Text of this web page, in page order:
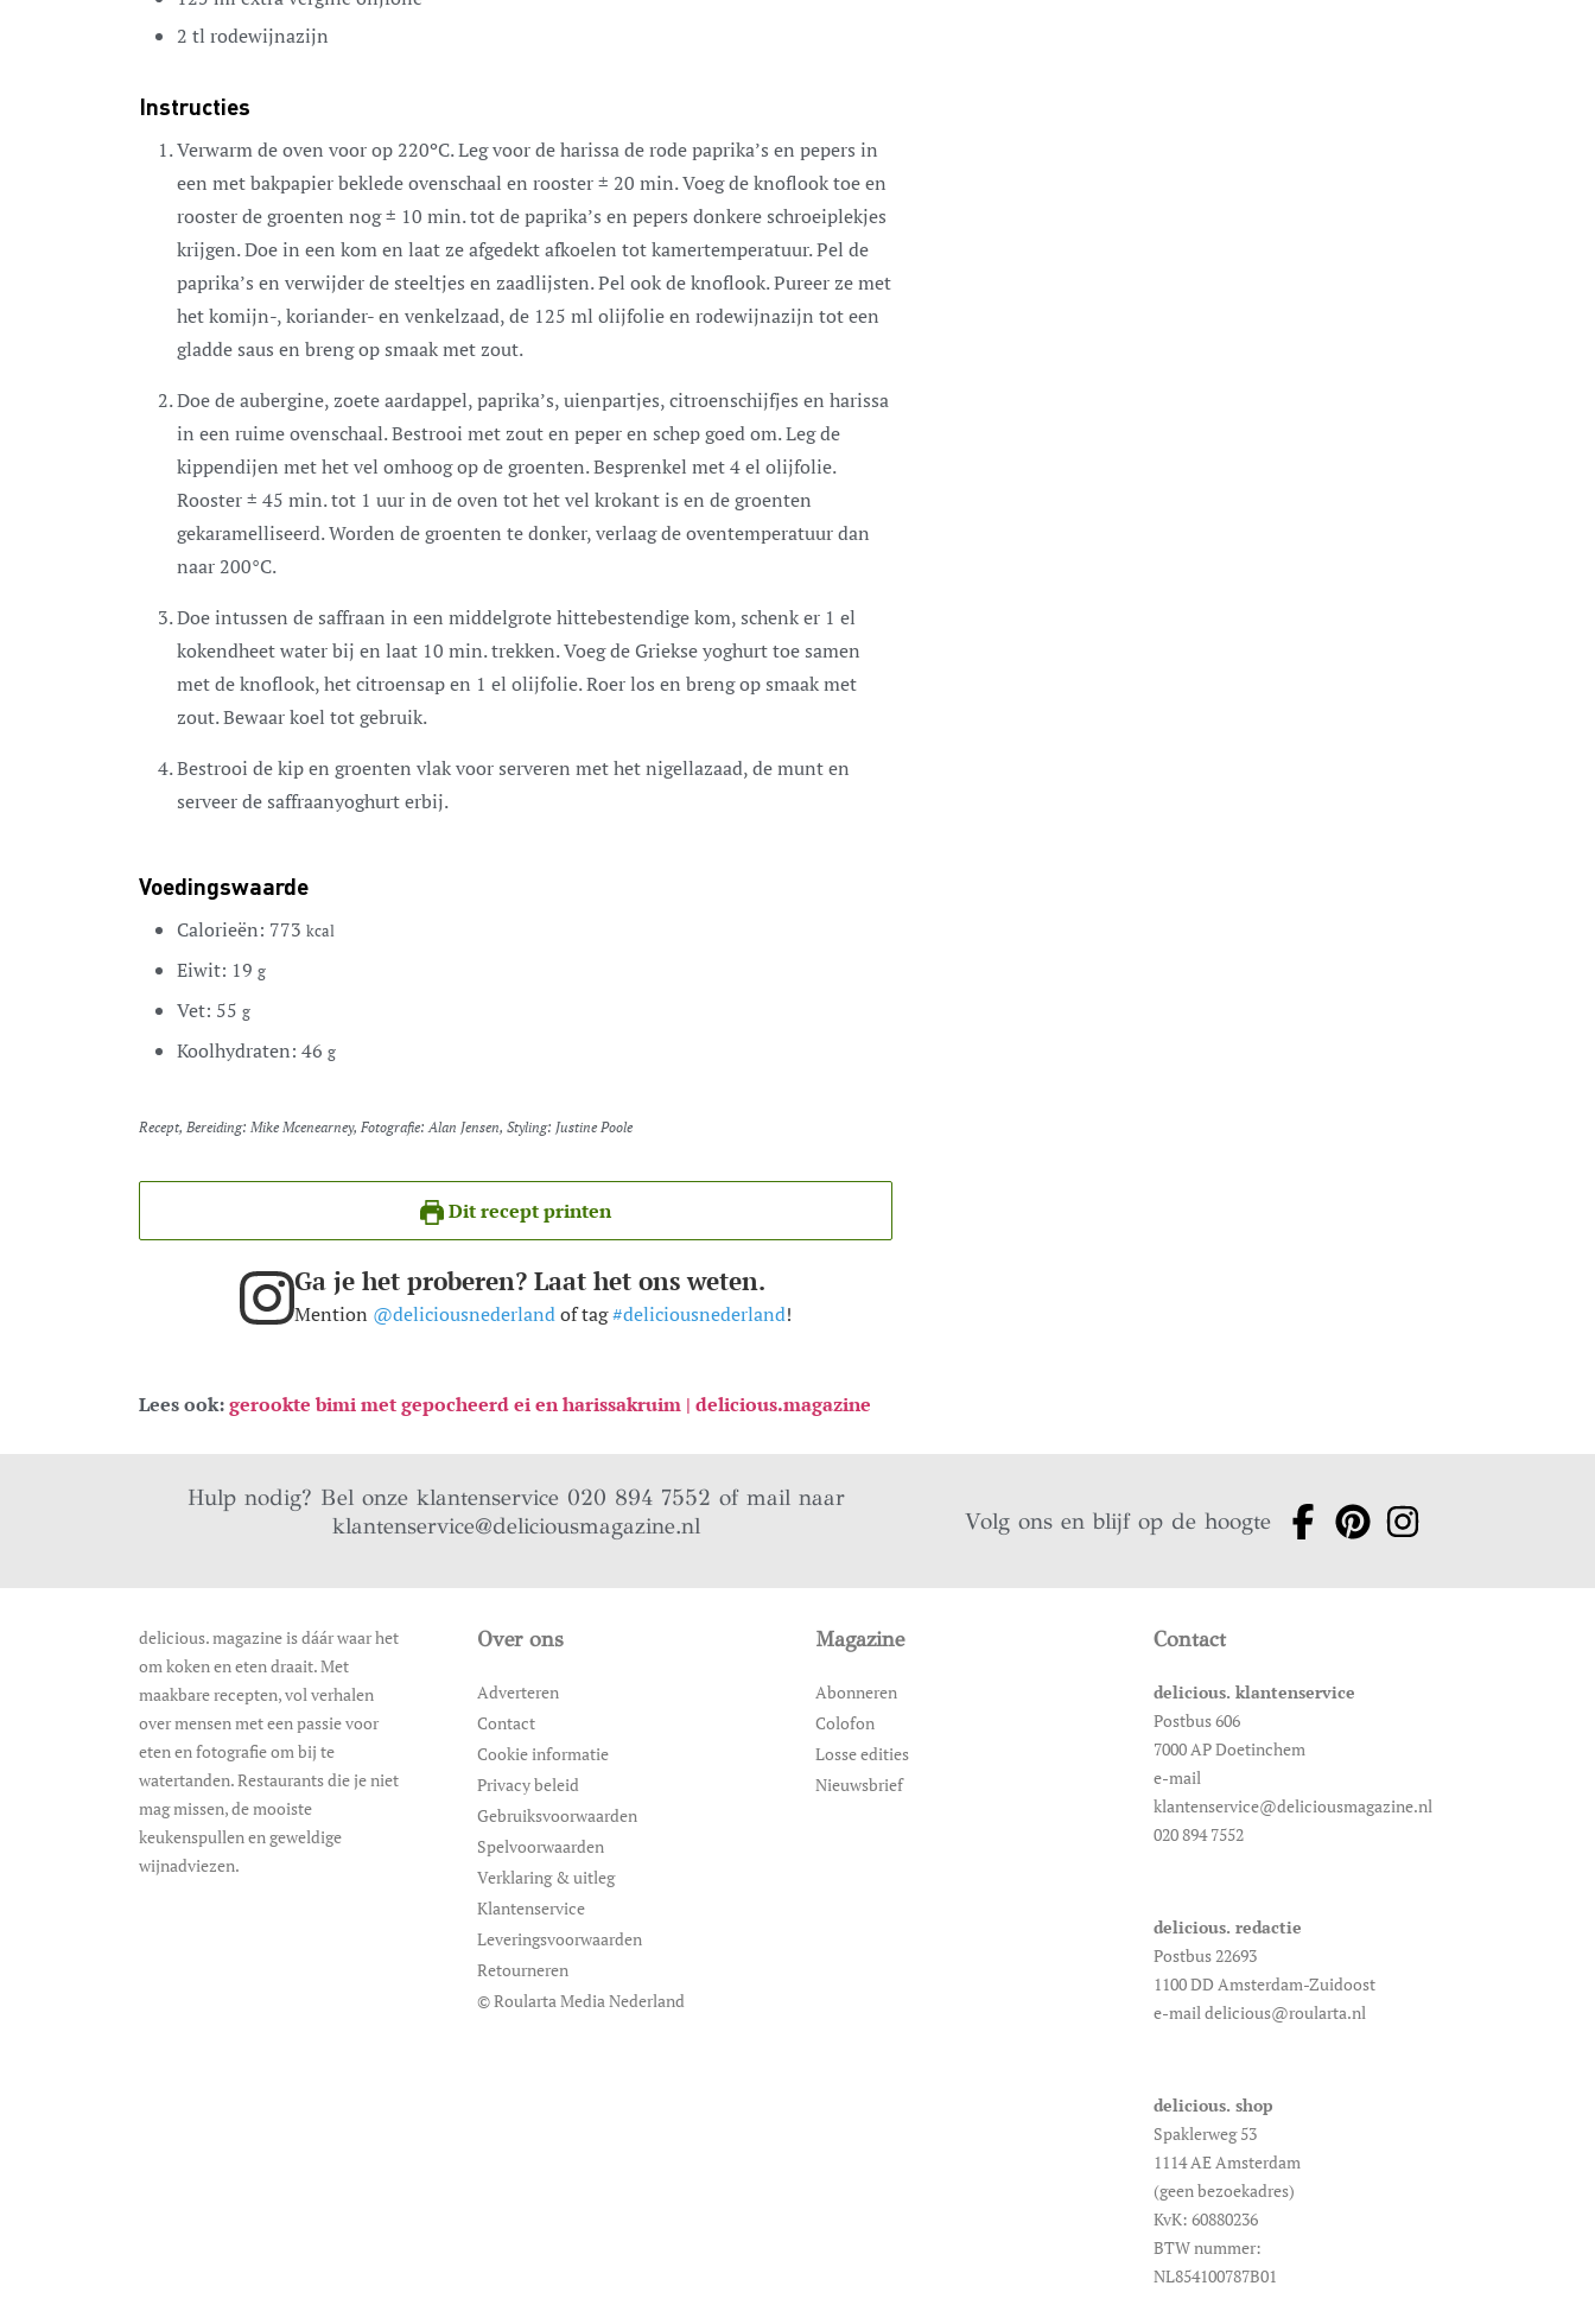
2 tl rodewijnazijn
Instructies
Verwarm de oven voor op 220ºC. Leg voor de harissa de rode paprika’s en pepers in
een met bakpapier beklede ovenschaal en rooster ± 20 min. Voeg de knoflook toe en
rooster de groenten nog ± 10 min. tot de paprika’s en pepers donkere schroeiplekjes
krijgen. Doe in een kom en laat ze afgedekt afkoelen tot kamertemperatuur. Pel de
paprika’s en verwijder de steeltjes en zaadlijsten. Pel ook de knoflook. Pureer ze met
het komijn-, koriander- en venkelzaad, de 125 ml olijfolie en rodewijnazijn tot een
gladde saus en breng op smaak met zout.
Doe de aubergine, zoete aardappel, paprika’s, uienpartjes, citroenschijfjes en harissa
in een ruime ovenschaal. Bestrooi met zout en peper en schep goed om. Leg de
kippendijen met het vel omhoog op de groenten. Besprenkel met 4 el olijfolie.
Rooster ± 45 min. tot 1 uur in de oven tot het vel krokant is en de groenten
gekaramelliseerd. Worden de groenten te donker, verlaag de oventemperatuur dan
naar 200°C.
Doe intussen de saffraan in een middelgrote hittebestendige kom, schenk er 1 el
kokendheet water bij en laat 10 min. trekken. Voeg de Griekse yoghurt toe samen
met de knoflook, het citroensap en 1 el olijfolie. Roer los en breng op smaak met
zout. Bewaar koel tot gebruik.
Bestrooi de kip en groenten vlak voor serveren met het nigellazaad, de munt en
serveer de saffraanyoghurt erbij.
Voedingswaarde
Calorieën: 773 kcal
Eiwit: 19 g
Vet: 55 g
Koolhydraten: 46 g
Recept, Bereiding: Mike Mcenearney, Fotografie: Alan Jensen, Styling: Justine Poole
Dit recept printen
Ga je het proberen? Laat het ons weten.
Mention @deliciousnederlandof tag#deliciousnederland!
Lees ook:gerookte bimi met gepocheerd ei en harissakruim | delicious.magazine
Hulp nodig? Bel onze klantenservice 020 894 7552 of mail naar
klantenservice@deliciousmagazine.nl
Volg ons en blijf op de hoogte
delicious. magazine is dáár waar het
om koken en eten draait. Met
maakbare recepten, vol verhalen
over mensen met een passie voor
eten en fotografie om bij te
watertanden. Restaurants die je niet
mag missen, de mooiste
keukenspullen en geweldige
wijnadviezen.
Over ons
Adverteren
Contact
Cookie informatie
Privacy beleid
Gebruiksvoorwaarden
Spelvoorwaarden
Verklaring & uitleg
Klantenservice
Leveringsvoorwaarden
Retourneren
© Roularta Media Nederland
Magazine
Abonneren
Colofon
Losse edities
Nieuwsbrief
Contact
delicious. klantenservice
Postbus 606
7000 AP Doetinchem
e-mail
klantenservice@deliciousmagazine.nl
020 894 7552
delicious. redactie
Postbus 22693
1100 DD Amsterdam-Zuidoost
e-mail delicious@roularta.nl
delicious. shop
Spaklerweg 53
1114 AE Amsterdam
(geen bezoekadres)
KvK: 60880236
BTW nummer:
NL854100787B01